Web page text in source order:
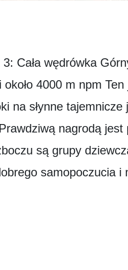
Cała wędrówka
około 4000 m npm
na słynne
nagrodą
są grupy
samopoczucia i